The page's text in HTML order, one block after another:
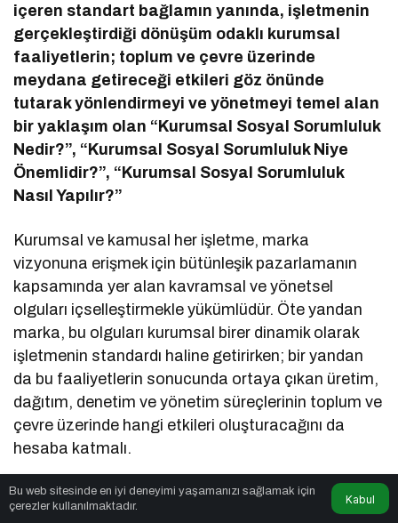
içeren standart bağlamın yanında, işletmenin
gerçekleştirdiği dönüşüm odaklı kurumsal
faaliyetlerin; toplum ve çevre üzerinde
meydana getireceği etkileri göz önünde
tutarak yönlendirmeyi ve yönetmeyi temel alan
bir yaklaşım olan “Kurumsal Sosyal Sorumluluk
Nedir?”, “Kurumsal Sosyal Sorumluluk Niye
Önemlidir?”, “Kurumsal Sosyal Sorumluluk
Nasıl Yapılır?”
Kurumsal ve kamusal her işletme, marka
vizyonuna erişmek için bütünleşik pazarlamanın
kapsamında yer alan kavramsal ve yönetsel
olguları içselleştirmekle yükümlüdür. Öte yandan
marka, bu olguları kurumsal birer dinamik olarak
işletmenin standardı haline getirirken; bir yandan
da bu faaliyetlerin sonucunda ortaya çıkan üretim,
dağıtım, denetim ve yönetim süreçlerinin toplum ve
çevre üzerinde hangi etkileri oluşturacağını da
hesaba katmalı.
Kurumsal sosyal sorumluluk olarak ifade edilen bu
anlayış sadece yasal sorumlulukları içermez. Aynı
Bu web sitesinde en iyi deneyimi yaşamanızı sağlamak için
çerezler kullanılmaktadır.
Kabul